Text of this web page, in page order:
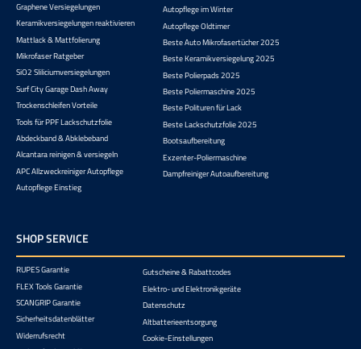
Graphene Versiegelungen
Keramikversiegelungen reaktivieren
Mattlack & Mattfolierung
Mikrofaser Ratgeber
SiO2 Sliliciumversiegelungen
Surf City Garage Dash Away
Trockenschleifen Vorteile
Tools für PPF Lackschutzfolie
Abdeckband & Abklebeband
Alcantara reinigen & versiegeln
APC Allzweckreiniger Autopflege
Autopflege Einstieg
Autopflege im Winter
Autopflege Oldtimer
Beste Auto Mikrofasertücher 2025
Beste Keramikversiegelung 2025
Beste Polierpads 2025
Beste Poliermaschine 2025
Beste Polituren für Lack
Beste Lackschutzfolie 2025
Bootsaufbereitung
Exzenter-Poliermaschine
Dampfreiniger Autoaufbereitung
SHOP SERVICE
RUPES Garantie
FLEX Tools Garantie
SCANGRIP Garantie
Sicherheitsdatenblätter
Widerrufsrecht
Gutscheine & Rabattcodes
Elektro- und Elektronikgeräte
Datenschutz
Altbatterieentsorgung
Cookie-Einstellungen